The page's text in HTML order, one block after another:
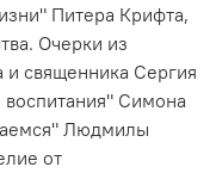
Питера Крифта,
Очерки из
и священника Сергия
Симона
Людмилы
от